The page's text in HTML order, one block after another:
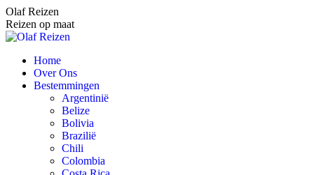
Spring
naar
content
Olaf Reizen
Reizen op maat
Home
Over Ons
Bestemmingen
Argentinië
Belize
Bolivia
Brazilië
Chili
Colombia